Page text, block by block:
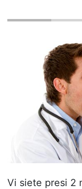
Vi siete presi 2